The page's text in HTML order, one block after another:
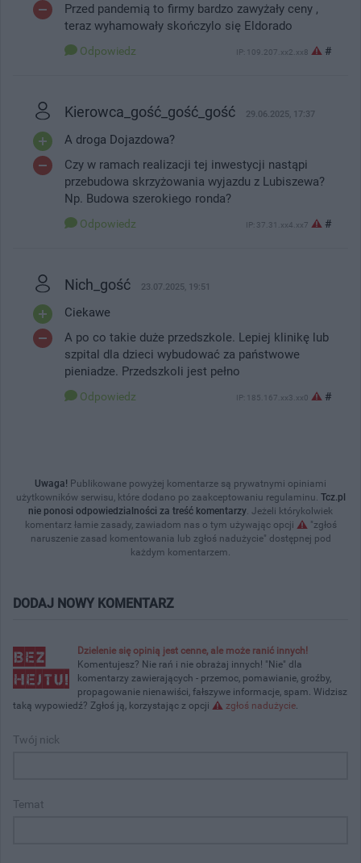
Przed pandemią to firmy bardzo zawyżały ceny ,
teraz wyhamowały skończylo się Eldorado
Odpowiedz IP: 109.207.xx2.xx8 #
Kierowca_gość_gość_gość 29.06.2025, 17:37
A droga Dojazdowa?
Czy w ramach realizacji tej inwestycji nastąpi
przebudowa skrzyżowania wyjazdu z Lubiszewa?
Np. Budowa szerokiego ronda?
Odpowiedz IP: 37.31.xx4.xx7 #
Nich_gość 23.07.2025, 19:51
Ciekawe
A po co takie duże przedszkole. Lepiej klinikę lub
szpital dla dzieci wybudować za państwowe
pieniadze. Przedszkoli jest pełno
Odpowiedz IP: 185.167.xx3.xx0 #
Uwaga! Publikowane powyżej komentarze są prywatnymi opiniami
użytkowników serwisu, które dodano po zaakceptowaniu regulaminu. Tcz.pl
nie ponosi odpowiedzialności za treść komentarzy. Jeżeli którykolwiek
komentarz łamie zasady, zawiadom nas o tym używając opcji
"zgłoś
naruszenie zasad komentowania lub zgłoś nadużycie" dostępnej pod
każdym komentarzem.
DODAJ NOWY KOMENTARZ
Dzielenie się opinią jest cenne, ale może ranić innych!
Komentujesz? Nie rań i nie obrażaj innych! "Nie" dla
komentarzy zawierających - przemoc, pomawianie, groźby,
propagowanie nienawiści, fałszywe informacje, spam. Widzisz
taką wypowiedź? Zgłoś ją, korzystając z opcji
zgłoś nadużycie.
Twój nick
Temat